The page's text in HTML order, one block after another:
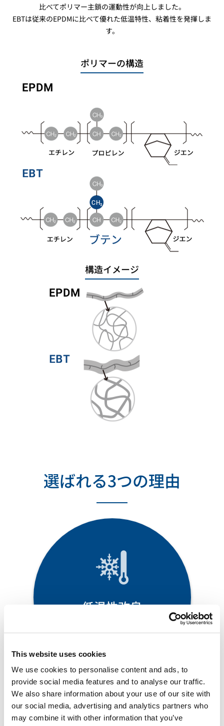
This website uses cookies
We use cookies to personalise content and ads, to
provide social media features and to analyse our traffic.
We also share information about your use of our site with
our social media, advertising and analytics partners who
may combine it with other information that you’ve
比べてポリマー主鎖の運動性が向上しました。
EBTは従来のEPDMに比べて優れた低温特性、粘着性を発揮しま
す。
ポリマーの構造
構造イメージ
選ばれる3つの理由
低温性改良
従来発揮できなかった